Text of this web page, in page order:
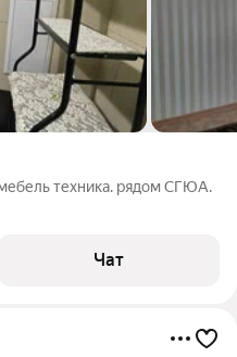
техника. рядом СГЮА.
Чат